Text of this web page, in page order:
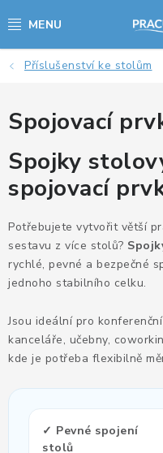
na
AKCE - SLEVY - VÝPRODEJ
STOLY A ŽIDLE
VÝŠKOVĚ NASTAVITELNÉ
KANCELÁŘSKÉ PSACÍ
NOHY KE STOLU A
PŘÍSLUŠENSTVÍ KE
KANCELÁŘSKÉ
KANCELÁŘSKÉ ŽIDLE A
OBLÍBENÉ KATEGORIE
ZDRAVOTNÍ OBUV
Příslušenství ke stolům
Spojovací
Spojky
spojovací
Potřebujete vytvořit větší
sestavu z více stolů?
rychlé, pevné a bezpečné
jednoho stabilního celku.
Jsou ideální pro
kanceláře, učebny,
kde je potřeba flexibilně
✓ Pevné spojení
stolů